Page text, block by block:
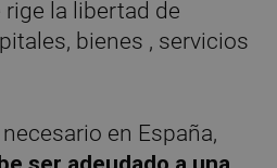
la libertad de
bienes , servicios
en España,